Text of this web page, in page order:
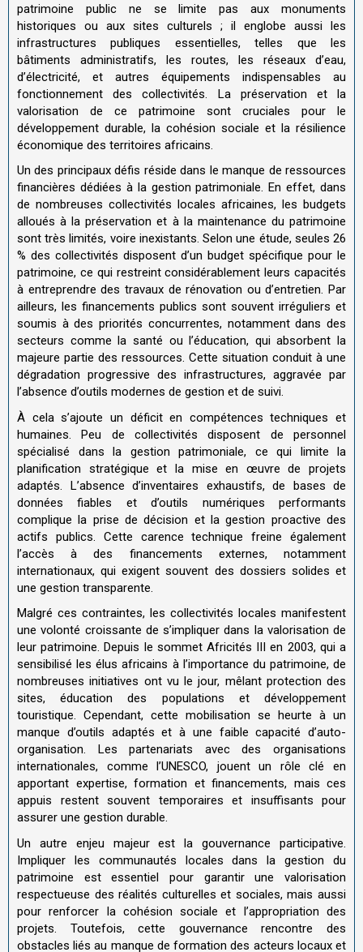
patrimoine public ne se limite pas aux monuments
historiques ou aux sites culturels ; il englobe aussi les
infrastructures publiques essentielles, telles que les
bâtiments administratifs, les routes, les réseaux d’eau,
d’électricité, et autres équipements indispensables au
fonctionnement des collectivités. La préservation et la
valorisation de ce patrimoine sont cruciales pour le
développement durable, la cohésion sociale et la résilience
économique des territoires africains.
Un des principaux défis réside dans le manque de ressources
financières dédiées à la gestion patrimoniale. En effet, dans
de nombreuses collectivités locales africaines, les budgets
alloués à la préservation et à la maintenance du patrimoine
sont très limités, voire inexistants. Selon une étude, seules 26
% des collectivités disposent d’un budget spécifique pour le
patrimoine, ce qui restreint considérablement leurs capacités
à entreprendre des travaux de rénovation ou d’entretien. Par
ailleurs, les financements publics sont souvent irréguliers et
soumis à des priorités concurrentes, notamment dans des
secteurs comme la santé ou l’éducation, qui absorbent la
majeure partie des ressources. Cette situation conduit à une
dégradation progressive des infrastructures, aggravée par
l’absence d’outils modernes de gestion et de suivi.
À cela s’ajoute un déficit en compétences techniques et
humaines. Peu de collectivités disposent de personnel
spécialisé dans la gestion patrimoniale, ce qui limite la
planification stratégique et la mise en œuvre de projets
adaptés. L’absence d’inventaires exhaustifs, de bases de
données fiables et d’outils numériques performants
complique la prise de décision et la gestion proactive des
actifs publics. Cette carence technique freine également
l’accès à des financements externes, notamment
internationaux, qui exigent souvent des dossiers solides et
une gestion transparente.
Malgré ces contraintes, les collectivités locales manifestent
une volonté croissante de s’impliquer dans la valorisation de
leur patrimoine. Depuis le sommet Africités III en 2003, qui a
sensibilisé les élus africains à l’importance du patrimoine, de
nombreuses initiatives ont vu le jour, mêlant protection des
sites, éducation des populations et développement
touristique. Cependant, cette mobilisation se heurte à un
manque d’outils adaptés et à une faible capacité d’auto-
organisation. Les partenariats avec des organisations
internationales, comme l’UNESCO, jouent un rôle clé en
apportant expertise, formation et financements, mais ces
appuis restent souvent temporaires et insuffisants pour
assurer une gestion durable.
Un autre enjeu majeur est la gouvernance participative.
Impliquer les communautés locales dans la gestion du
patrimoine est essentiel pour garantir une valorisation
respectueuse des réalités culturelles et sociales, mais aussi
pour renforcer la cohésion sociale et l’appropriation des
projets. Toutefois, cette gouvernance rencontre des
obstacles liés au manque de formation des acteurs locaux et